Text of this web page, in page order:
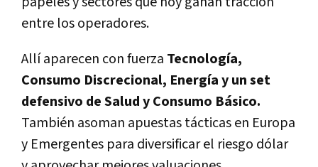
entre los operadores.
Allí aparecen con fuerza Tecnología,
Consumo Discrecional, Energía y un set
defensivo de Salud y Consumo Básico.
También asoman apuestas tácticas en Europa
y Emergentes para diversificar el riesgo dólar